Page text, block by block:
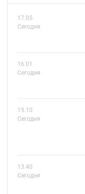
17.05
Сегодня
16.01
Сегодня
15.10
Сегодня
13.40
Сегодня